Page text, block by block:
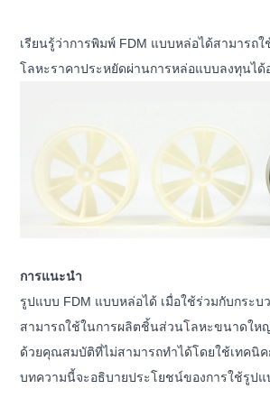
เรียนรู้ว่าการพิมพ์ FDM แบบหล่อได้สามารถ
โลหะราคาประหยัดผ่านการหล่อแบบลงทุนได้
การแนะนำ
รูปแบบ FDM แบบหล่อได้ เมื่อใช้ร่วมกับกระ
สามารถใช้ในการผลิตชิ้นส่วนโลหะขนาดให
ด้วยคุณสมบัติที่ไม่สามารถทำได้โดยใช้เทคนิค
บทความนี้จะอธิบายประโยชน์ของการใช้รูปแ